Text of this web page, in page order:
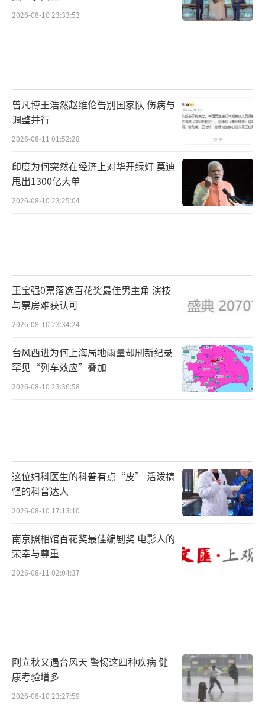
2026-08-10 23:33:53
曾凡博王浩然赵维伦告别国家队 伤病与
调整并行
2026-08-11 01:52:28
印度为何突然在经济上对华开绿灯 莫迪
甩出1300亿大单
2026-08-10 23:25:04
王宝强0票落选百花奖最佳男主角 演技
与票房难获认可
2026-08-10 23:34:24
台风西进为何上海局地雨量却刷新纪录
罕见“列车效应”叠加
2026-08-10 23:36:58
这位妇科医生的科普有点“皮” 活泼搞
怪的科普达人
2026-08-10 17:13:10
南京照相馆百花奖最佳编剧奖 电影人的
荣幸与尊重
2026-08-11 02:04:37
刚立秋又遇台风天 警惕这四种疾病 健
康考验增多
2026-08-10 23:27:59